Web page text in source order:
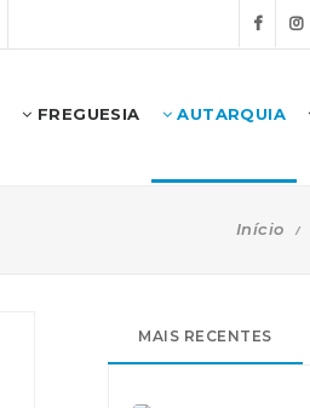
FREGUESIA AUTARQUIA
Início
MAIS RECENTES